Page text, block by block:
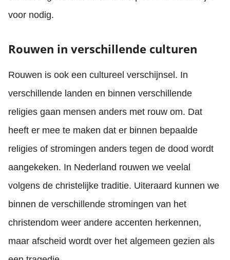
voor nodig.
Rouwen in verschillende culturen
Rouwen is ook een cultureel verschijnsel. In
verschillende landen en binnen verschillende
religies gaan mensen anders met rouw om. Dat
heeft er mee te maken dat er binnen bepaalde
religies of stromingen anders tegen de dood wordt
aangekeken. In Nederland rouwen we veelal
volgens de christelijke traditie. Uiteraard kunnen we
binnen de verschillende stromingen van het
christendom weer andere accenten herkennen,
maar afscheid wordt over het algemeen gezien als